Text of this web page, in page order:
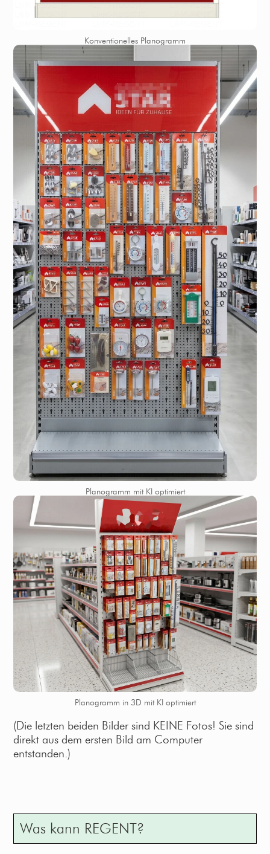
Konventionelles Planogramm
Planogramm mit KI optimiert
Planogramm in 3D mit KI optimiert
(Die letzten beiden Bilder sind KEINE Fotos! Sie sind
direkt aus dem ersten Bild am Computer
entstanden.)
Was kann REGENT?